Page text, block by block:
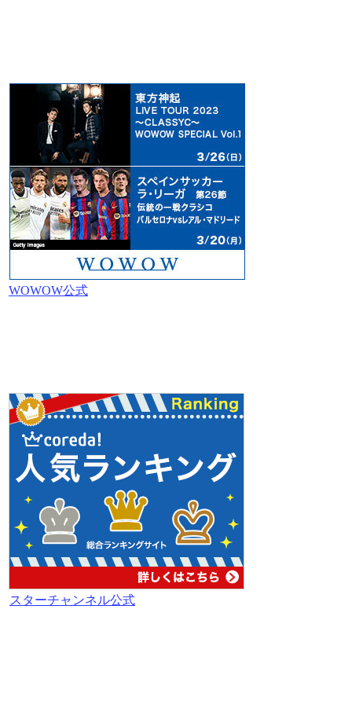
WOWOW公式
スターチャンネル公式